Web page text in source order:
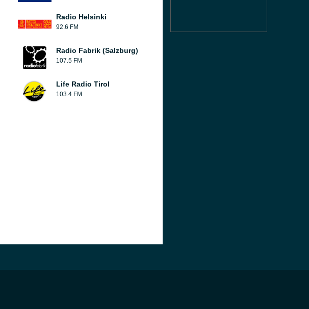
Radio Helsinki
92.6 FM
Radio Fabrik (Salzburg)
107.5 FM
Life Radio Tirol
103.4 FM